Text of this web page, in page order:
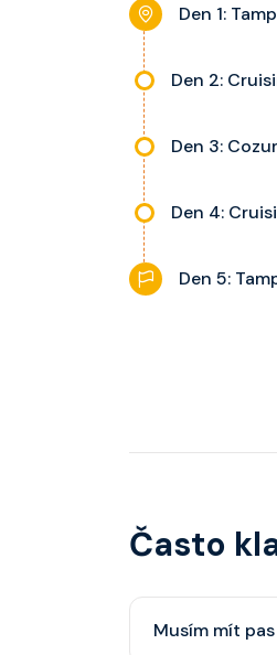
Den 1:
Den 2:
Den 3:
Den 4:
Den 5:
Často
Musím mít